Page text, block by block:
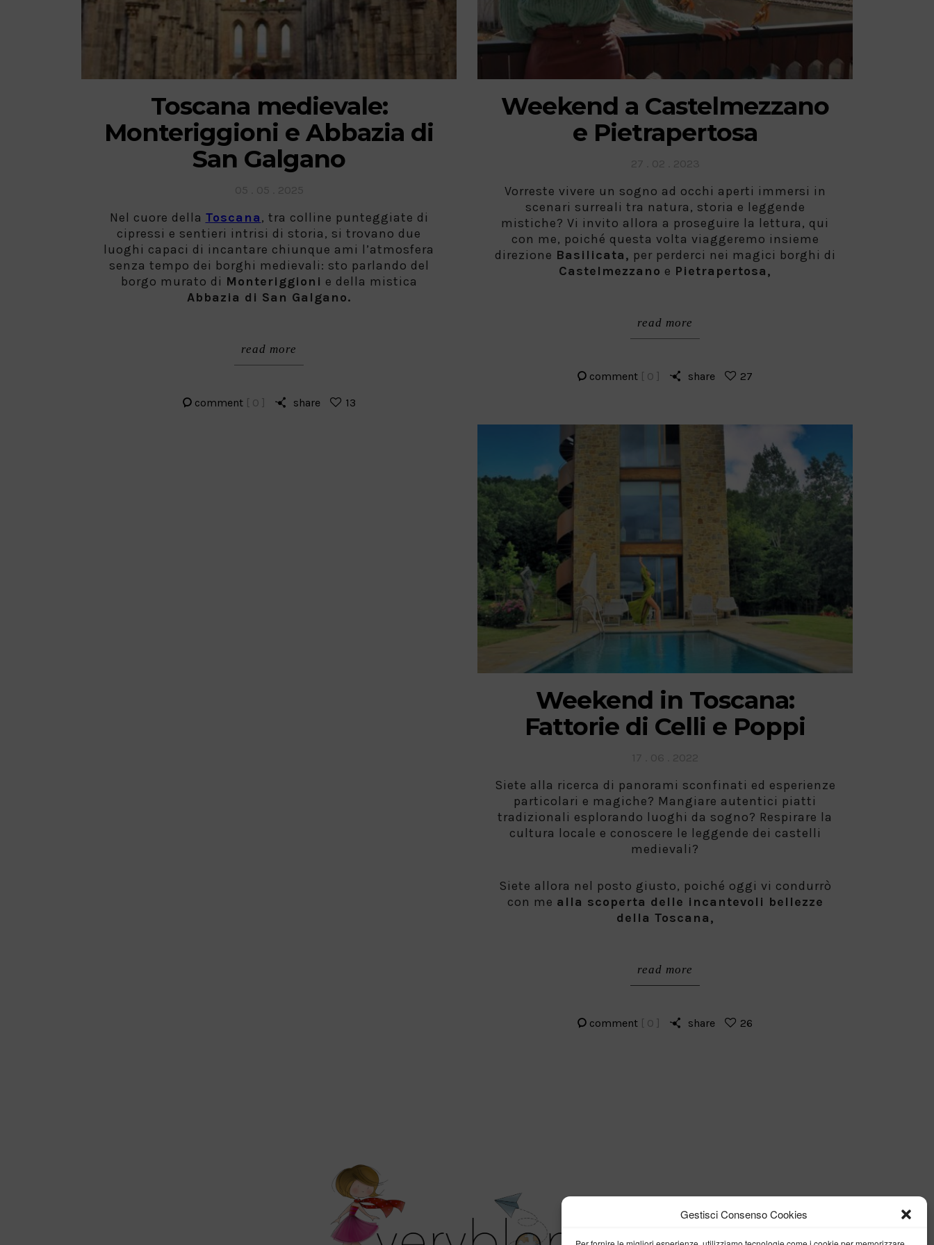
Gestisci Consenso Cookies
Toscana medievale:
Monteriggioni e Abbazia di
San Galgano
Nel cuore della Toscana, tra colline punteggiate di
cipressi e sentieri intrisi di storia, si trovano due
luoghi capaci di incantare chiunque ami l’atmosfera
senza tempo dei borghi medievali: sto parlando del
borgo murato di Monteriggioni e della mistica
Abbazia di San Galgano.
read more
comment [ 0 ] share 13
Weekend a Castelmezzano
e Pietrapertosa
Vorreste vivere un sogno ad occhi aperti immersi in
scenari surreali tra natura, storia e leggende
mistiche? Vi invito allora a proseguire la lettura, qui
con me, poiché questa volta viaggeremo insieme
direzione Basilicata, per perderci nei magici borghi di
Castelmezzano e Pietrapertosa,
read more
comment [ 0 ] share 27
Weekend in Toscana:
Fattorie di Celli e Poppi
Siete alla ricerca di panorami sconfinati ed esperienze
particolari e magiche? Mangiare autentici piatti
tradizionali esplorando luoghi da sogno? Respirare la
cultura locale e conoscere le leggende dei castelli
medievali?
Siete allora nel posto giusto, poiché oggi vi condurrò
con me alla scoperta delle incantevoli bellezze
della Toscana,
read more
comment [ 0 ] share 26